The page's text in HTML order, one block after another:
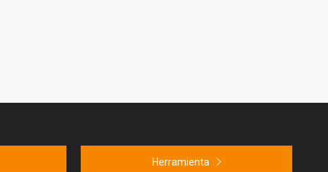
Herramienta